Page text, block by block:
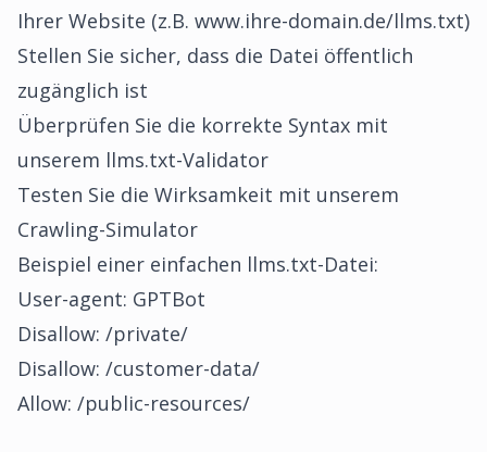
Ihrer Website (z.B. www.ihre-domain.de/llms.txt)
Stellen Sie sicher, dass die Datei öffentlich
zugänglich ist
Überprüfen Sie die korrekte Syntax mit
unserem llms.txt-Validator
Testen Sie die Wirksamkeit mit unserem
Crawling-Simulator
Beispiel einer einfachen llms.txt-Datei:
User-agent: GPTBot
Disallow: /private/
Disallow: /customer-data/
Allow: /public-resources/